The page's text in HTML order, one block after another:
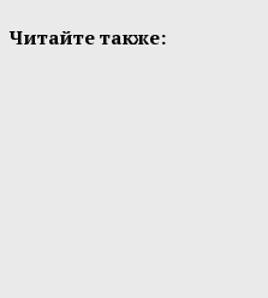
Читайте также: